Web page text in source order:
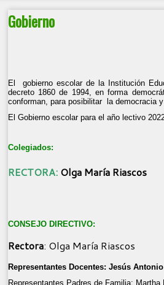
Gobierno
El gobierno escolar de la Institución
decreto 1860 de 1994, en forma
conforman, para posibilitar la democracia
El Gobierno escolar para el año lectivo
Colegiados:
RECTORA: Olga María Riascos
CONSEJO DIRECTIVO:
Rectora: Olga María Riascos
Representantes Docentes: Jesús
Representantes Padres de Familia: